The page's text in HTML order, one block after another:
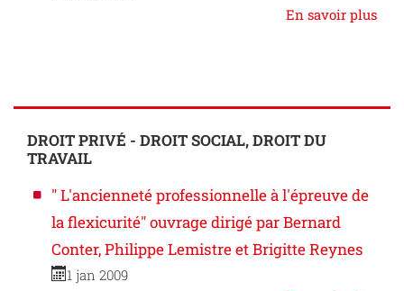
En savoir plus
DROIT PRIVÉ - DROIT SOCIAL, DROIT DU
TRAVAIL
" L'ancienneté professionnelle à l'épreuve de
la flexicurité" ouvrage dirigé par Bernard
Conter, Philippe Lemistre et Brigitte Reynes
1 jan 2009